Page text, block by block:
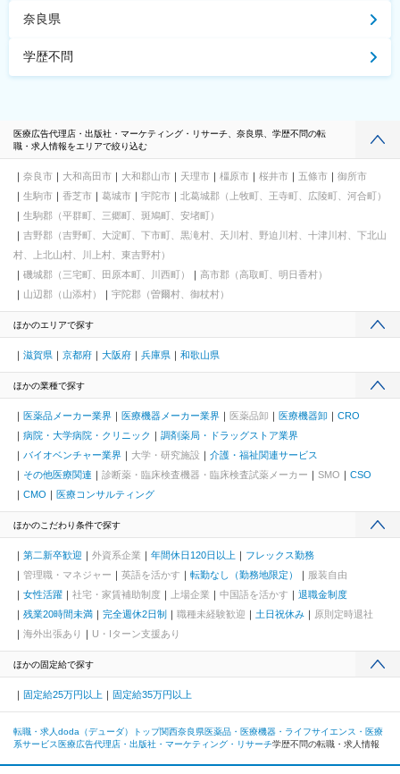
奈良県
学歴不問
医療広告代理店・出版社・マーケティング・リサーチ、奈良県、学歴不問の転
職・求人情報をエリアで絞り込む
奈良市 大和高田市 大和郡山市 天理市 橿原市 桜井市 五條市
御所市
生駒市
香芝市 葛城市 宇陀市
北葛城郡（上牧町、王寺町、広陵町、河合町）
生駒郡（平群町、三郷町、斑鳩町、安堵町）
吉野郡（吉野町、大淀町、下市町、黒滝村、天川村、野迫川村、十津川村、下北山
村、上北山村、川上村、東吉野村）
磯城郡（三宅町、田原本町、川西町）
高市郡（高取町、明日香村）
山辺郡（山添村）
宇陀郡（曽爾村、御杖村）
ほかのエリアで探す
滋賀県 京都府 大阪府 兵庫県 和歌山県
ほかの業種で探す
医薬品メーカー業界 医療機器メーカー業界 医薬品卸 医療機器卸
CRO
病院・大学病院・クリニック
調剤薬局・ドラッグストア業界
バイオベンチャー業界
大学・研究施設
介護・福祉関連サービス
その他医療関連
診断薬・臨床検査機器・臨床検査試薬メーカー SMO
CSO
CMO
医療コンサルティング
ほかのこだわり条件で探す
第二新卒歓迎 外資系企業 年間休日120日以上
フレックス勤務
管理職・マネジャー
英語を活かす 転勤なし（勤務地限定）
服装自由
女性活躍
社宅・家賃補助制度 上場企業 中国語を活かす
退職金制度
残業20時間未満
完全週休2日制 職種未経験歓迎 土日祝休み
原則定時退社
海外出張あり
U・Iターン支援あり
ほかの固定給で探す
固定給25万円以上 固定給35万円以上
転職・求人doda（デューダ）トップ関西奈良県医薬品・医療機器・ライフサイエンス・医療
系サービス 医療広告代理店・出版社・マーケティング・リサーチ学歴不問の転職・求人情報